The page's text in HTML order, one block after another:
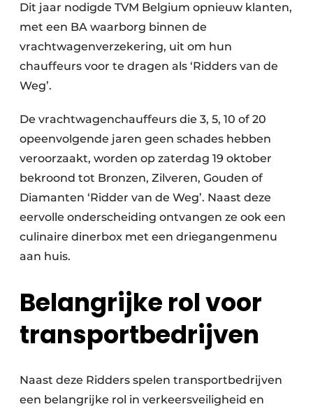
Dit jaar nodigde TVM Belgium opnieuw klanten,
met een BA waarborg binnen de
vrachtwagenverzekering, uit om hun
chauffeurs voor te dragen als ‘Ridders van de
Weg’.
De vrachtwagenchauffeurs die 3, 5, 10 of 20
opeenvolgende jaren geen schades hebben
veroorzaakt, worden op zaterdag 19 oktober
bekroond tot Bronzen, Zilveren, Gouden of
Diamanten ‘Ridder van de Weg’. Naast deze
eervolle onderscheiding ontvangen ze ook een
culinaire dinerbox met een driegangenmenu
aan huis.
Belangrijke rol voor
transportbedrijven
Naast deze Ridders spelen transportbedrijven
een belangrijke rol in verkeersveiligheid en